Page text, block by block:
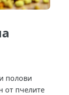
полови
от пчелите